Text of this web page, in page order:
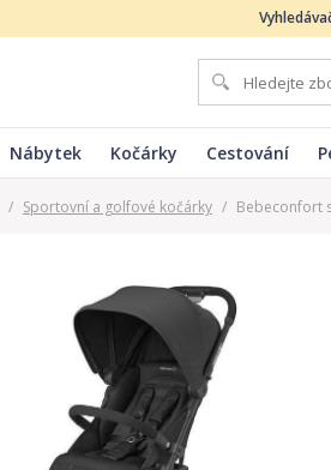
Nábytek Kočárky Cestování
/ Sportovní a golfové kočárky / Bebeconfort